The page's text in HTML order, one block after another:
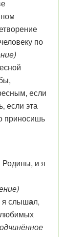
по
если
если эта
приносишь
Родины, и я
я слышал,
любимых